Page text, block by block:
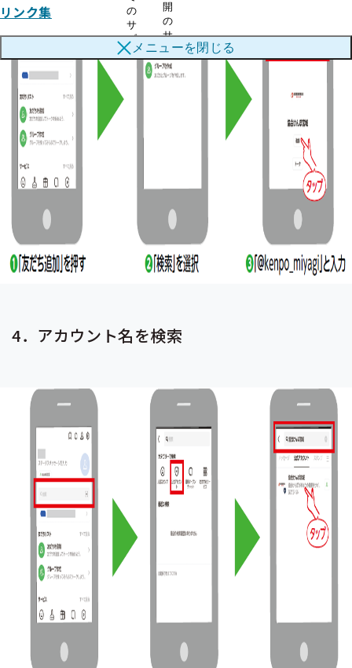
の
サ
ブ
メ
開
の
サ
ブ
メ
ニ
リンク集
メニューを閉じる
4．アカウント名を検索